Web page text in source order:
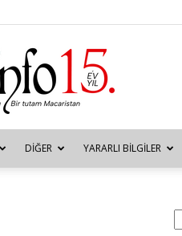
Türkinfo
DIĞER YARARLI BILGILER